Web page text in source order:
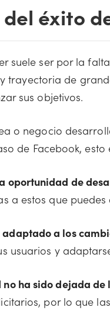
éxito
suele ser por la
trayectoria de
sus objetivos.
o negocio
de Facebook,
oportunidad de
a estos que
adaptado a los
usuarios y
ha sido dejada de
por lo que